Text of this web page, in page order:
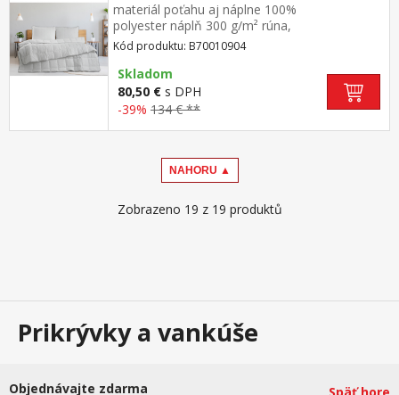
materiál poťahu aj náplne 100%
polyester náplň 300 g/m² rúna,
termoregulačná elegantne prešitý poťah
Kód produktu: B70010904
Skladom
80,50 € s DPH
-39% 134 € **
NAHORU ▲
Zobrazeno 19 z 19 produktů
Prikrývky a vankúše
Objednávajte zdarma